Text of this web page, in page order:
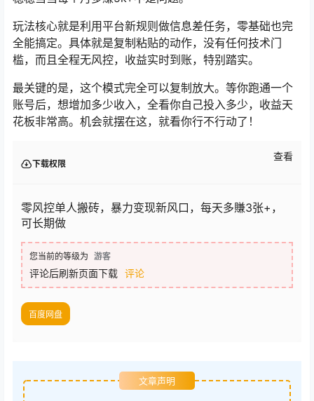
玩法核心就是利用平台新规则做信息差任务，零基础也完
全能搞定。具体就是复制粘贴的动作，没有任何技术门
槛，而且全程无风控，收益实时到账，特别踏实。
最关键的是，这个模式完全可以复制放大。等你跑通一个
账号后，想增加多少收入，全看你自己投入多少，收益天
花板非常高。机会就摆在这，就看你行不行动了！
下载权限
查看
零风控单人搬砖，暴力变现新风口，每天多賺3张+，
可长期做
您当前的等级为 游客
评论后刷新页面下载 评论
百度网盘
文章声明